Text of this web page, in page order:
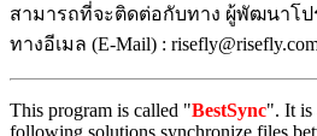
สามารถที่จะติดต่อกับทาง ผู้พัฒนาโ
ทางอีเมล (E-Mail) :
This program is called "BestSync". It is